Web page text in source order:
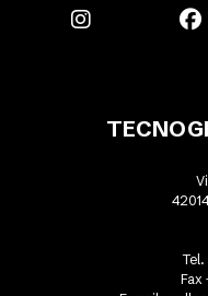
Tel.
Fax